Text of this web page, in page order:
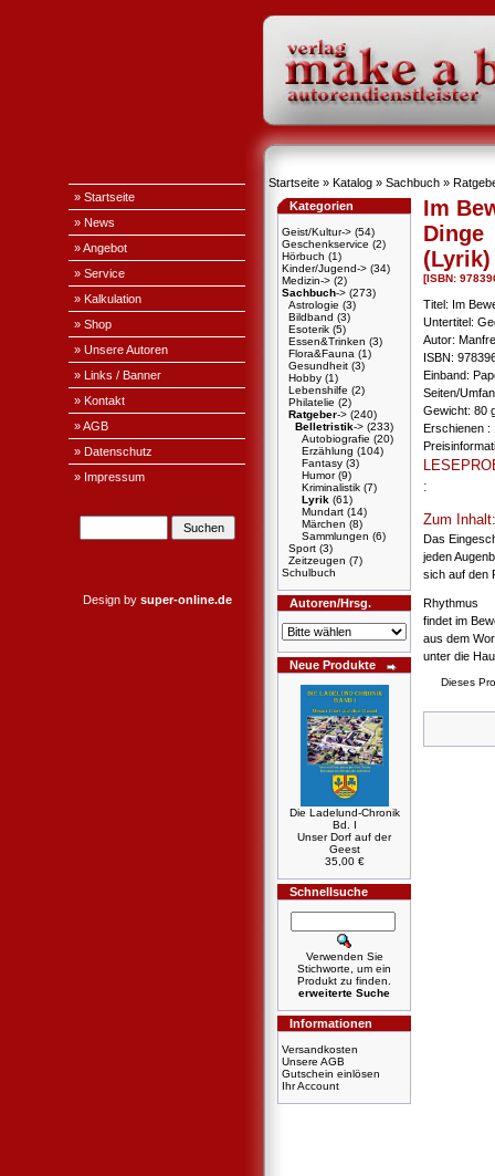
» Startseite
» News
» Angebot
» Service
» Kalkulation
» Shop
» Unsere Autoren
» Links / Banner
» Kontakt
» AGB
» Datenschutz
» Impressum
Design by super-online.de
Startseite » Katalog » Sachbuch »
Kategorien
Geist/Kultur-> (54)
Geschenkservice (2)
Hörbuch (1)
Kinder/Jugend-> (34)
Medizin-> (2)
Sachbuch-> (273)
Astrologie (3)
Bildband (3)
Esoterik (5)
Essen&Trinken (3)
Flora&Fauna (1)
Gesundheit (3)
Hobby (1)
Lebenshilfe (2)
Philatelie (2)
Ratgeber-> (240)
Belletristik-> (233)
Autobiografie (20)
Erzählung (104)
Fantasy (3)
Humor(9)
Kriminalistik (7)
Lyrik (61)
Mundart (14)
Märchen (8)
Sammlungen (6)
Sport (3)
Zeitzeugen (7)
Schulbuch
Autoren/Hrsg.
Neue Produkte
Die Ladelund-Chronik
Bd. I
Unser Dorf auf der
Geest
35,00 €
Schnellsuche
Verwenden Sie
Stichworte, um ein
Produkt zu finden.
erweiterte Suche
Informationen
Versandkosten
Unsere AGB
Gutschein einlösen
Ihr Account
Im
Dinge
(Lyrik)
[ISBN:
Titel: Im
Untertitel:
Autor:
ISBN:
Einband:
Seiten/
Gewicht: 80
Erschienen :
:
Zum Inhalt:
Das
jeden
sich auf den
Rhythmus
findet im
aus dem
unter die
Dieses